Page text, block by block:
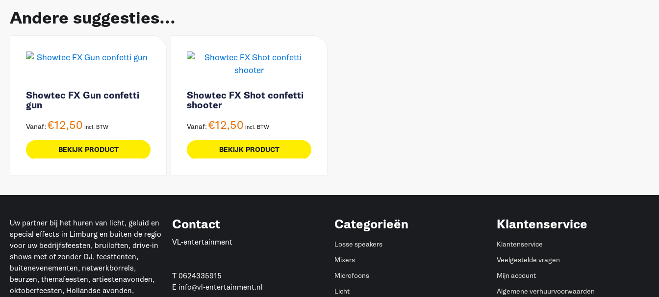
Andere suggesties...
Showtec FX Gun confetti
gun
Vanaf: €12,50 incl. BTW
BEKIJK PRODUCT
Showtec FX Shot confetti
shooter
Vanaf: €12,50 incl. BTW
BEKIJK PRODUCT
Uw partner bij het huren van licht, geluid en
special effects in Limburg en buiten de regio
voor uw bedrijfsfeesten, bruiloften, drive-in
shows met of zonder DJ, feesttenten,
buitenevenementen, netwerkborrels,
beurzen, themafeesten, artiestenavonden,
oktoberfeesten, Hollandse avonden,
Contact
VL-entertainment
T 0624335915
E info@vl-entertainment.nl
Categorieën
Losse speakers
Mixers
Microfoons
Licht
Klantenservice
Klantenservice
Veelgestelde vragen
Mijn account
Algemene verhuurvoorwaarden